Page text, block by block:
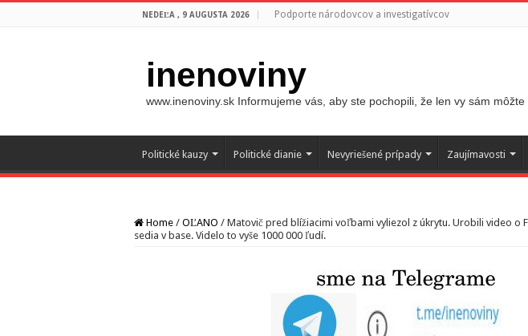
NEDEĽA , 9 AUGUSTA 2026 Podporte národovcov a investigatívcov
inenoviny
www.inenoviny.sk Informujeme vás, aby ste pochopili, že len vy sám
Politické kauzy Politické dianie Nevyriešené prípady Zaujímavosti
Home / OĽANO / Matovič pred blížiacimi voľbami vyliezol z úkrytu. Urobili video o
sedia v base. Videlo to vyše 1000 000 ľudí.